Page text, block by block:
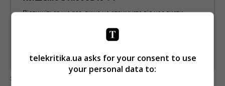
Підпишіться ще раз, якщо не отримуєте від нас листи
Предоставлено SendPulse
загрузка...
telekritika.ua asks for your consent to use
your personal data to: